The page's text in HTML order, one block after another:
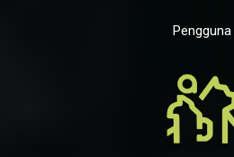
Pengguna